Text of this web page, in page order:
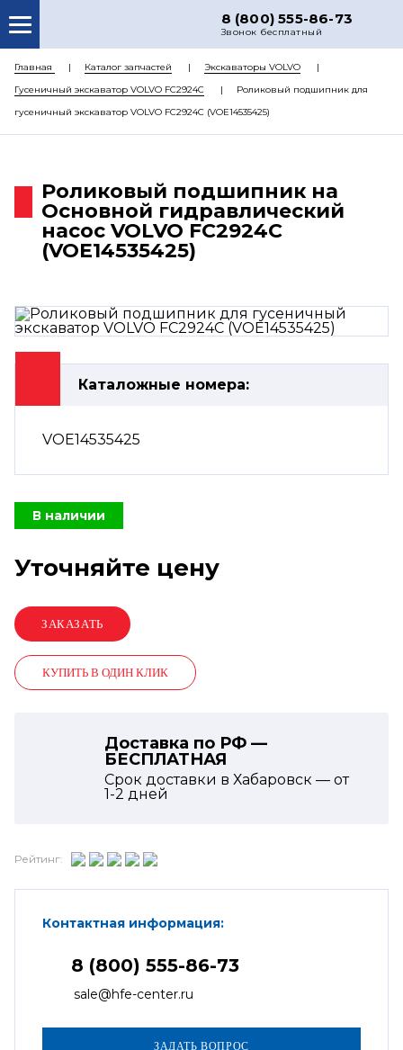
8 (800) 555-86-73
Звонок бесплатный
О НАС
КАТАЛОГ ЗАПЧАСТЕЙ
РЕМОНТ
ЦЕНЫ
КОНТАКТЫ
Главная Каталог запчастей
Экскаваторы VOLVO
Гусеничный экскаватор VOLVO FC2924C
Роликовый подшипник для
гусеничный экскаватор VOLVO FC2924C (VOE14535425)
Роликовый подшипник на
Основной гидравлический
насос VOLVO FC2924C
(VOE14535425)
Каталожные номера:
VOE14535425
В наличии
Уточняйте цену
КУПИТЬ В ОДИН КЛИК
Доставка по РФ —
БЕСПЛАТНАЯ
Срок доставки в Хабаровск — от
1-2 дней
Рейтинг:
Контактная информация:
8 (800) 555-86-73
sale@hfe-center.ru